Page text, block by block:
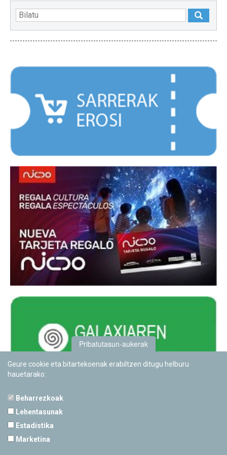
Pribatutasun-aukerak
Geure cookie eta bitartekoenak erabiltzen ditugu helburu
hauetarako:
Beharrezkoak
Lehentasunak
Estadistika
Marketina